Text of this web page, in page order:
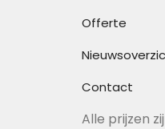
Offerte
Contact
Alle prijzen